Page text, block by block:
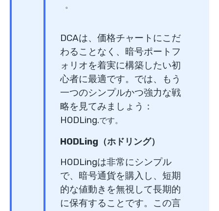
。
DCAは、価格チャートにこだ
わることなく、暗号ポートフ
ォリオを着実に構築したい初
心者に最適です。では、もう
一つのシンプルかつ強力な戦
略を見てみましょう：
HODLing.です。
HODLing（ホドリング）
HODLingは非常にシンプル
で、暗号通貨を購入し、短期
的な値動きを無視して長期的
に保有することです。この言